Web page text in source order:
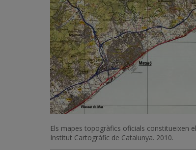
Els mapes topogràfics oficials constitueixen
Institut Cartogràfic de Catalunya. 2010.